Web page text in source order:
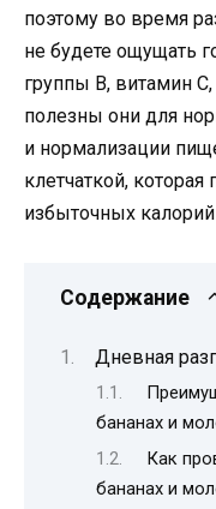
поэтому во время
не будете ощущать
группы B, витамин
полезны они для
и нормализации
клетчаткой, которая
избыточных
Содержание
Дневная
бананах и
Как
бананах и